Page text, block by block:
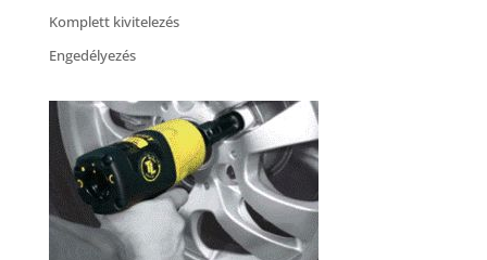
Komplett kivitelezés
Engedélyezés